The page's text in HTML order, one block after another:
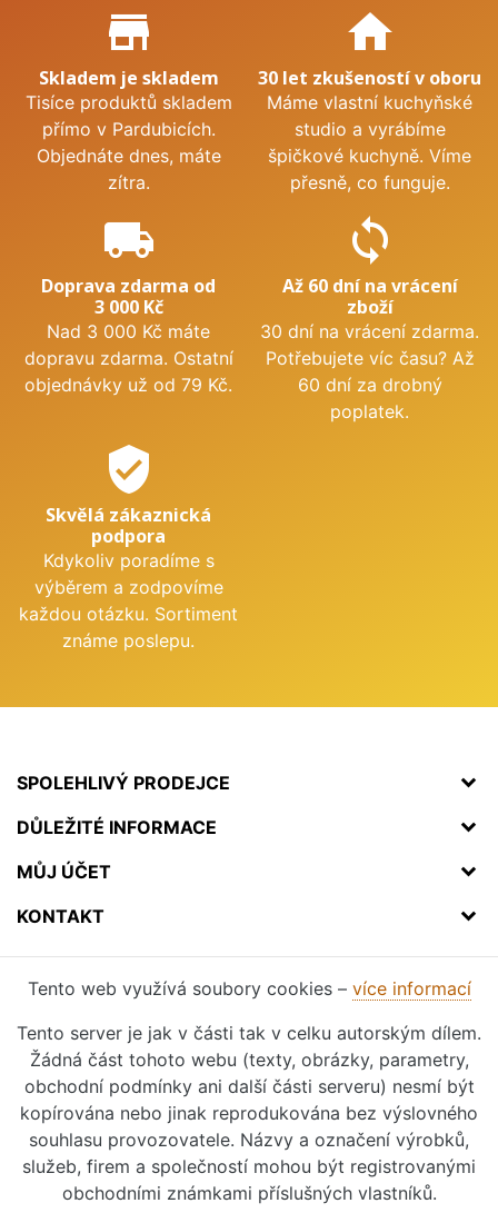
Proč nakupovat u nás?
store_mall_directory
Skladem je skladem
Tisíce produktů skladem
přímo v Pardubicích.
Objednáte dnes, máte
zítra.
home
30 let zkušeností v oboru
Máme vlastní kuchyňské
studio a vyrábíme
špičkové kuchyně. Víme
přesně, co funguje.
local_shipping
Doprava zdarma od
3 000 Kč
Nad 3 000 Kč máte
dopravu zdarma. Ostatní
objednávky už od 79 Kč.
sync
Až 60 dní na vrácení
zboží
30 dní na vrácení zdarma.
Potřebujete víc času? Až
60 dní za drobný
poplatek.
verified_user
Skvělá zákaznická
podpora
Kdykoliv poradíme s
výběrem a zodpovíme
každou otázku. Sortiment
známe poslepu.
SPOLEHLIVÝ PRODEJCE
DŮLEŽITÉ INFORMACE
MŮJ ÚČET
KONTAKT
Tento web využívá soubory cookies – více informací
Tento server je jak v části tak v celku autorským dílem.
Žádná část tohoto webu (texty, obrázky, parametry,
obchodní podmínky ani další části serveru) nesmí být
kopírována nebo jinak reprodukována bez výslovného
souhlasu provozovatele. Názvy a označení výrobků,
služeb, firem a společností mohou být registrovanými
obchodními známkami příslušných vlastníků.